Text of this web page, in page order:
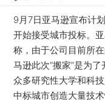
9月7日亚马逊宣布计
开始接受城市投标。
称，由于公司目前所
马逊此次“搬家”是为
众多研究性大学和科
中标城市创造大量技